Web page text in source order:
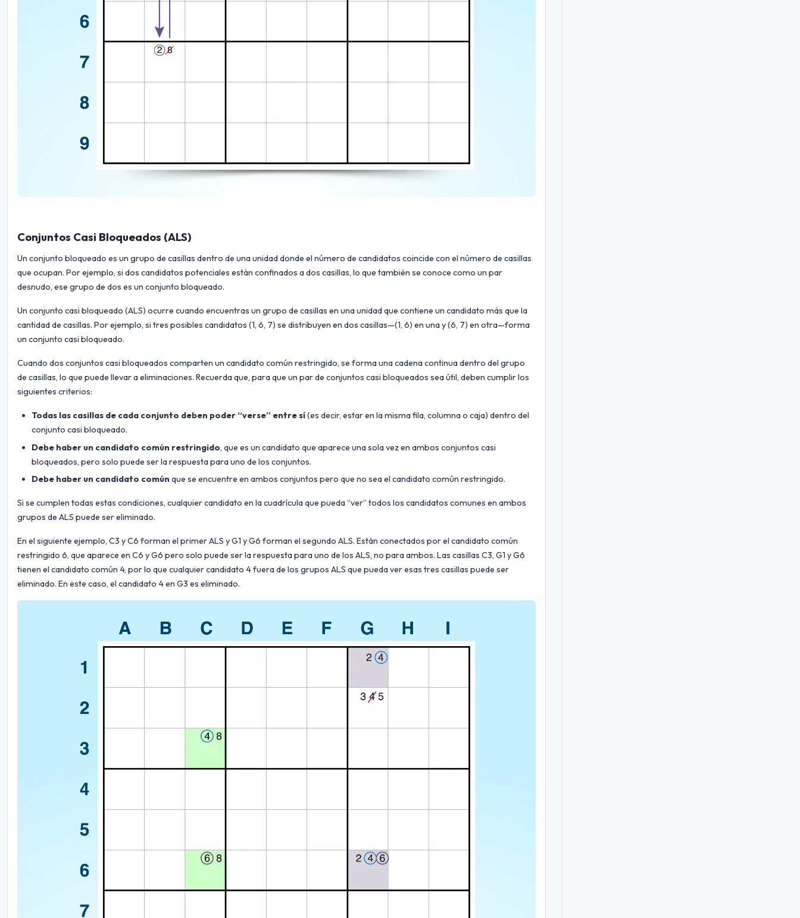
Conjuntos Casi Bloqueados (ALS)
Un conjunto bloqueado es un grupo de casillas dentro de una unidad donde el número de candidatos coincide con el número de casillas
que ocupan. Por ejemplo, si dos candidatos potenciales están confinados a dos casillas, lo que también se conoce como un par
desnudo, ese grupo de dos es un conjunto bloqueado.
Un conjunto casi bloqueado (ALS) ocurre cuando encuentras un grupo de casillas en una unidad que contiene un candidato más que la
cantidad de casillas. Por ejemplo, si tres posibles candidatos (1, 6, 7) se distribuyen en dos casillas—(1, 6) en una y (6, 7) en otra—forma
un conjunto casi bloqueado.
Cuando dos conjuntos casi bloqueados comparten un candidato común restringido, se forma una cadena continua dentro del grupo
de casillas, lo que puede llevar a eliminaciones. Recuerda que, para que un par de conjuntos casi bloqueados sea útil, deben cumplir los
siguientes criterios:
Todas las casillas de cada conjunto deben poder “verse” entre sí(es decir, estar en la misma fila, columna o caja) dentro del
conjunto casi bloqueado.
Debe haber un candidato común restringido, que es un candidato que aparece una sola vez en ambos conjuntos casi
bloqueados, pero solo puede ser la respuesta para uno de los conjuntos.
Debe haber un candidato común que se encuentre en ambos conjuntos pero que no sea el candidato común restringido.
Si se cumplen todas estas condiciones, cualquier candidato en la cuadrícula que pueda “ver” todos los candidatos comunes en ambos
grupos de ALS puede ser eliminado.
En el siguiente ejemplo, C3 y C6 forman el primer ALS y G1 y G6 forman el segundo ALS. Están conectados por el candidato común
restringido 6, que aparece en C6 y G6 pero solo puede ser la respuesta para uno de los ALS, no para ambos. Las casillas C3, G1 y G6
tienen el candidato común 4, por lo que cualquier candidato 4 fuera de los grupos ALS que pueda ver esas tres casillas puede ser
eliminado. En este caso, el candidato 4 en G3 es eliminado.